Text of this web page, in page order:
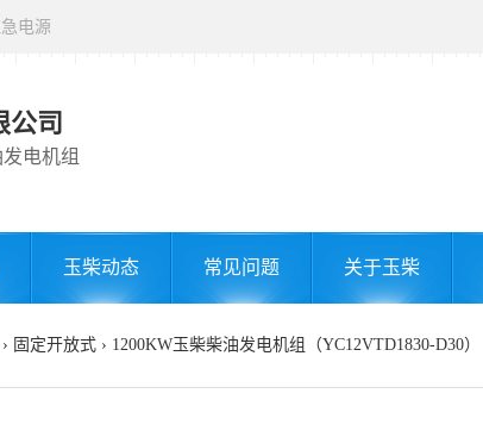
电源
公司
电机组
玉柴动态 常见问题 关于玉柴
› 固定开放式 › 1200KW玉柴柴油发电机组（YC12VTD1830-D30）